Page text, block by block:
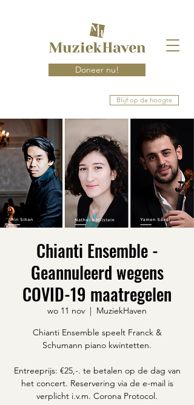
Blijf op de hoogte
Doneer nu!
Chianti Ensemble -
Geannuleerd wegens
COVID-19 maatregelen
wo 11 nov
  |
MuziekHaven
Chianti Ensemble speelt Franck &
Schumann piano kwintetten.
Entreeprijs: €25,-. te betalen op de dag van
het concert. Reservering via de e-mail is
verplicht i.v.m. Corona Protocol.